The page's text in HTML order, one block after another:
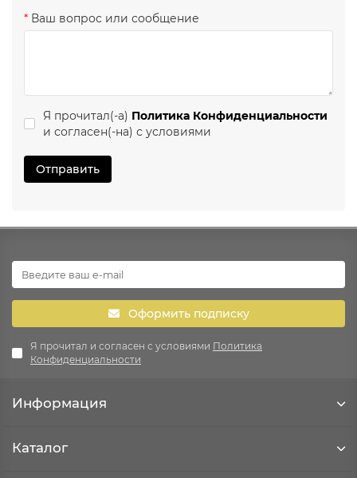
Ваш вопрос или сообщение
Я прочитал(-а) Политика Конфиденциальности
и согласен(-на) с условиями
Отправить
Оформить подписку
Я прочитал и согласен с условиями Политика
Конфиденциальности
Информация
Каталог